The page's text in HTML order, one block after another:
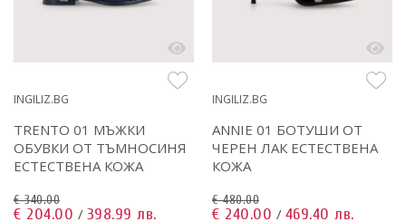
INGILIZ.BG
TRENTO 01 МЪЖКИ
ОБУВКИ ОТ ТЪМНОСИНЯ
ЕСТЕСТВЕНА КОЖА
€ 340.00
€ 204.00 / 398.99 лв.
INGILIZ.BG
ANNIE 01 БОТУШИ ОТ
ЧЕРЕН ЛАК ЕСТЕСТВЕНА
КОЖА
€ 480.00
€ 240.00 / 469.40 лв.